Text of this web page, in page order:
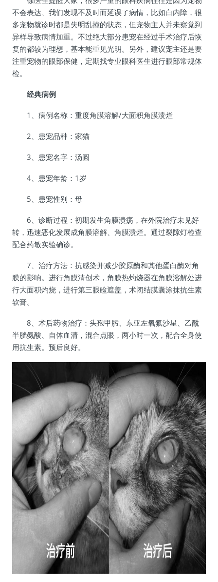
不会表达、我们发现不及时而延误了病情，比如白内障，很
多宠物就诊时都是失明乱撞的状态，但宠物主人并未察觉到
异样导致病情加重。不过绝大部分患宠在经过手术治疗后恢
复的都较为理想，基本能重见光明。另外，建议宠主还是要
注重宠物的眼部保健，定期找专业眼科医生进行眼部常规体
检。
经典病例
1、病例名称：重度角膜溶解/大面积角膜溃烂
2、患宠品种：家猫
3、患宠名字：汤圆
4、患宠年龄：1岁
5、患宠性别：母
6、诊断过程：初期发生角膜溃疡，在外院治疗未见好
转，迅速恶化发展成角膜溶解、角膜溃烂。通过裂隙灯检查
配合药敏实验确诊。
7、治疗方法：抗感染并减少胶原酶和其他蛋白酶对角
膜的影响。进行角膜清创术，角膜热灼烧器在角膜溶解处进
行大面积灼烧，进行第三眼睑遮盖，术闭结膜囊涂抹抗生素
软膏。
8、术后药物治疗：头孢甲肟、东亚左氧氟沙星、乙酰
半胱氨酸、自体血清，混合点眼，两小时一次，配合全身使
用抗生素。预后良好。